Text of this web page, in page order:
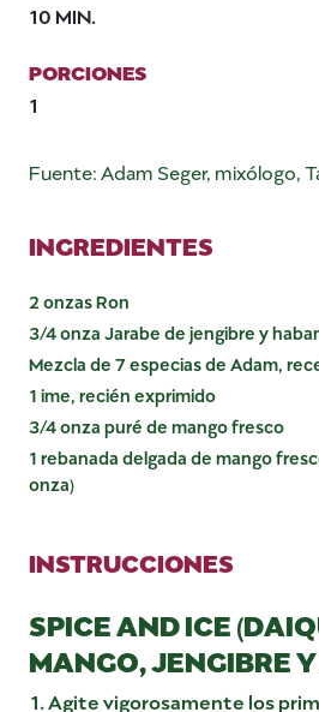
10 MIN.
PORCIONES
1
Fuente: Adam Seger, mixólogo,
INGREDIENTES
2 onzas Ron
3/4 onza Jarabe de jengibre y
Mezcla de 7 especias de Adam,
1 ime, recién exprimido
3/4 onza puré de mango fresco
1 rebanada delgada de mango
onza)
INSTRUCCIONES
SPICE AND ICE
MANGO, JENGIBRE
Agite vigorosamente los